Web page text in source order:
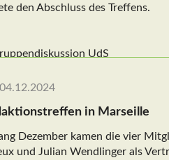
den Abschluss des Treffens.
in Marseille
Dezember kamen die vier
und Julian Wendlinger als